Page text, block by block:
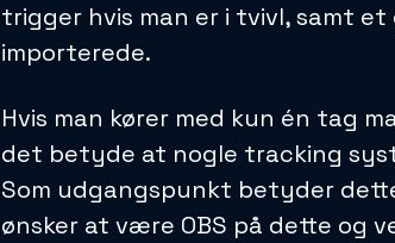
trigger hvis man er i tvivl, samt
importerede.
Hvis man kører med kun én tag
det betyde at nogle tracking
Som udgangspunkt betyder
ønsker at være OBS på dette og